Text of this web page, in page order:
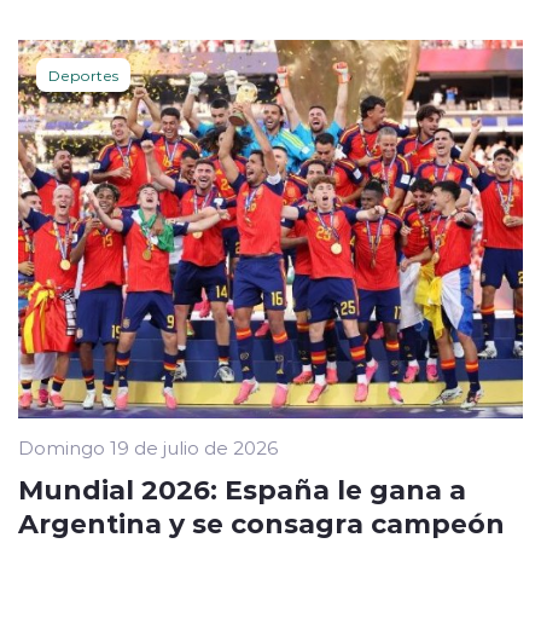
Deportes
Domingo 19 de julio de 2026
Mundial 2026: España le gana a
Argentina y se consagra campeón